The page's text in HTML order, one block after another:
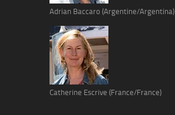
Adrian Baccaro (Argentine/Argentina)
Catherine Escrive (France/France)